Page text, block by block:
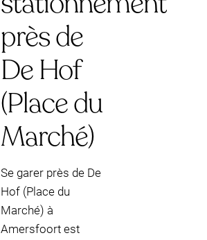
près de
De Hof
(Place du
Marché)
Se garer près de De
Hof (Place du
Marché) à
Amersfoort est